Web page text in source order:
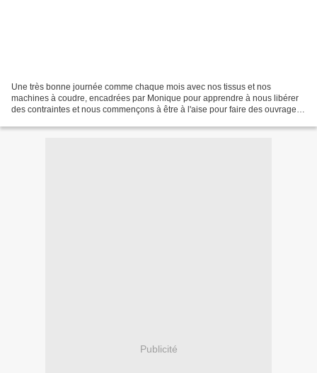
Une très bonne journée comme chaque mois avec nos tissus et nos
machines à coudre, encadrées par Monique pour apprendre à nous libérer
des contraintes et nous commençons à être à l'aise pour faire des ouvrages
Publicité